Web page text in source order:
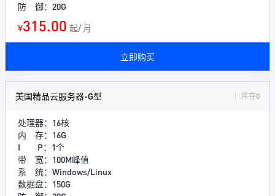
防 御：20G
¥315.00 起/ 月
立即购买
美国精品云服务器-G型 库存0
处理器：16核
内 存：16G
I P：1个
带 宽：100M峰值
系 统：Windows/Linux
数据盘：150G